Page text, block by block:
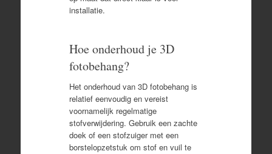
installatie.
Hoe onderhoud je 3D
fotobehang?
Het onderhoud van 3D fotobehang is
relatief eenvoudig en vereist
voornamelijk regelmatige
stofverwijdering. Gebruik een zachte
doek of een stofzuiger met een
borstelopzetstuk om stof en vuil te